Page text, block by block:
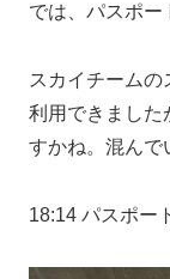
では、パスポー
スカイチームの
利用できました
すかね。混んで
18:14 パスポー